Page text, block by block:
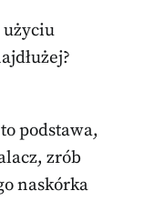
użyciu
podstawa,
zrób
naskórka